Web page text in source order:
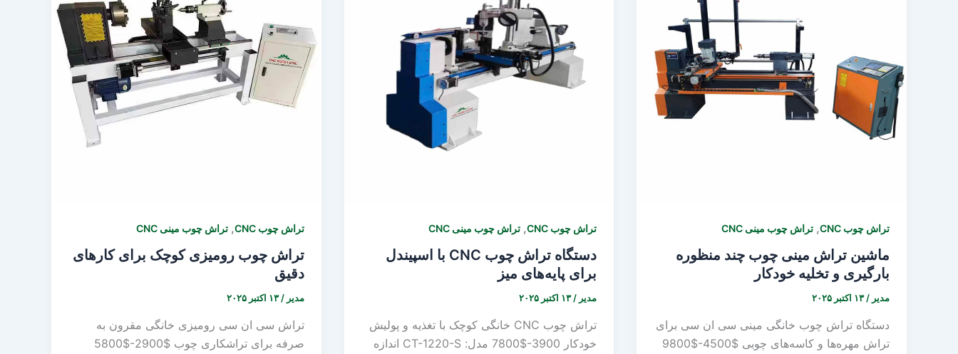
تراش چوب CNC , تراش چوب مینی CNC
ماشین تراش مینی چوب چند منظوره
بارگیری و تخلیه خودکار
مدیر /۱۳ اکتبر ۲۰۲۵
دستگاه تراش چوب خانگی مینی سی ان سی برای
تراش مهره‌ها و کاسه‌های چوبی $4500-$9800
تراش چوب CNC , تراش چوب مینی CNC
دستگاه تراش چوب CNC با اسپیندل
برای پایه‌های میز
مدیر /۱۳ اکتبر ۲۰۲۵
تراش چوب CNC خانگی کوچک با تغذیه و پولیش
خودکار 3900-$7800 مدل: CT-1220-S اندازه
تراش چوب CNC ,تراش چوب مینی CNC
تراش چوب رومیزی کوچک برای کارهای
دقیق
مدیر/۱۳ اکتبر ۲۰۲۵
تراش سی ان سی رومیزی خانگی مقرون به
صرفه برای تراشکاری چوب $2900-$5800